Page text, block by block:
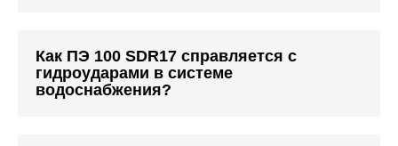
Как ПЭ 100 SDR17 справляется с
гидроударами в системе
водоснабжения?